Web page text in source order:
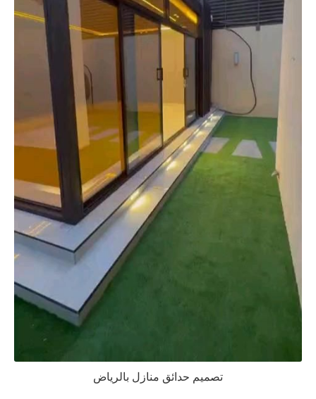
تصميم حدائق منازل بالرياض